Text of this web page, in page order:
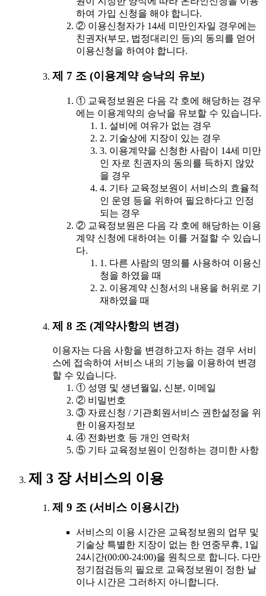
하여 가입 신청을 해야 합니다.
② 이용신청자가 14세 미만인자일 경우에는
친권자(부모, 법정대리인 등)의 동의를 얻어
이용신청을 하여야 합니다.
제 7 조 (이용계약 승낙의 유보)
① 교육정보원은 다음 각 호에 해당하는 경우
에는 이용계약의 승낙을 유보할 수 있습니다.
1. 설비에 여유가 없는 경우
2. 기술상에 지장이 있는 경우
3. 이용계약을 신청한 사람이 14세 미만
인 자로 친권자의 동의를 득하지 않았
을 경우
4. 기타 교육정보원이 서비스의 효율적
인 운영 등을 위하여 필요하다고 인정
되는 경우
② 교육정보원은 다음 각 호에 해당하는 이용
계약 신청에 대하여는 이를 거절할 수 있습니
다.
1. 다른 사람의 명의를 사용하여 이용신
청을 하였을 때
2. 이용계약 신청서의 내용을 허위로 기
재하였을 때
제 8 조 (계약사항의 변경)
이용자는 다음 사항을 변경하고자 하는 경우 서비
스에 접속하여 서비스 내의 기능을 이용하여 변경
할 수 있습니다.
① 성명 및 생년월일, 신분, 이메일
② 비밀번호
③ 자료신청 / 기관회원서비스 권한설정을 위
한 이용자정보
④ 전화번호 등 개인 연락처
⑤ 기타 교육정보원이 인정하는 경미한 사항
제 3 장 서비스의 이용
제 9 조 (서비스 이용시간)
서비스의 이용 시간은 교육정보원의 업무 및
기술상 특별한 지장이 없는 한 연중무휴, 1일
24시간(00:00-24:00)을 원칙으로 합니다. 다만
정기점검등의 필요로 교육정보원이 정한 날
이나 시간은 그러하지 아니합니다.